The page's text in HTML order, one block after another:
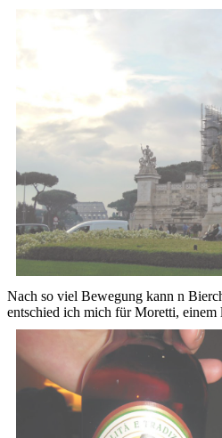
Nach so viel Bewegung kann n
entschied ich mich für Moretti, einem